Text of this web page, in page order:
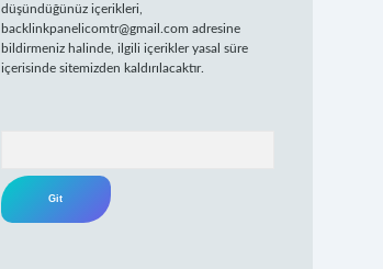
düşündüğünüz içerikleri,
backlinkpanelicomtr@gmail.com adresine
bildirmeniz halinde, ilgili içerikler yasal süre
içerisinde sitemizden kaldırılacaktır.